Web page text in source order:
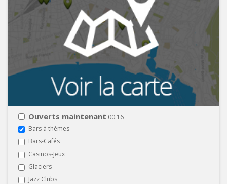
Ouverts maintenant 00:16
Bars à thèmes
Bars-Cafés
Casinos-Jeux
Glaciers
Jazz Clubs